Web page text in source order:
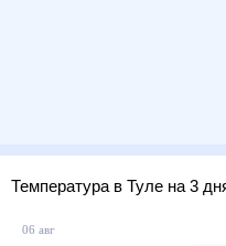
Температура в Туле на 3 дня
06 авг